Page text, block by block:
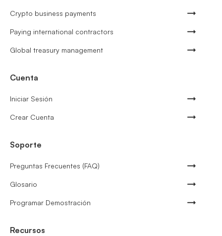
Crypto business payments
Paying international contractors
Global treasury management
Cuenta
Iniciar Sesión
Crear Cuenta
Soporte
Preguntas Frecuentes (FAQ)
Glosario
Programar Demostración
Recursos